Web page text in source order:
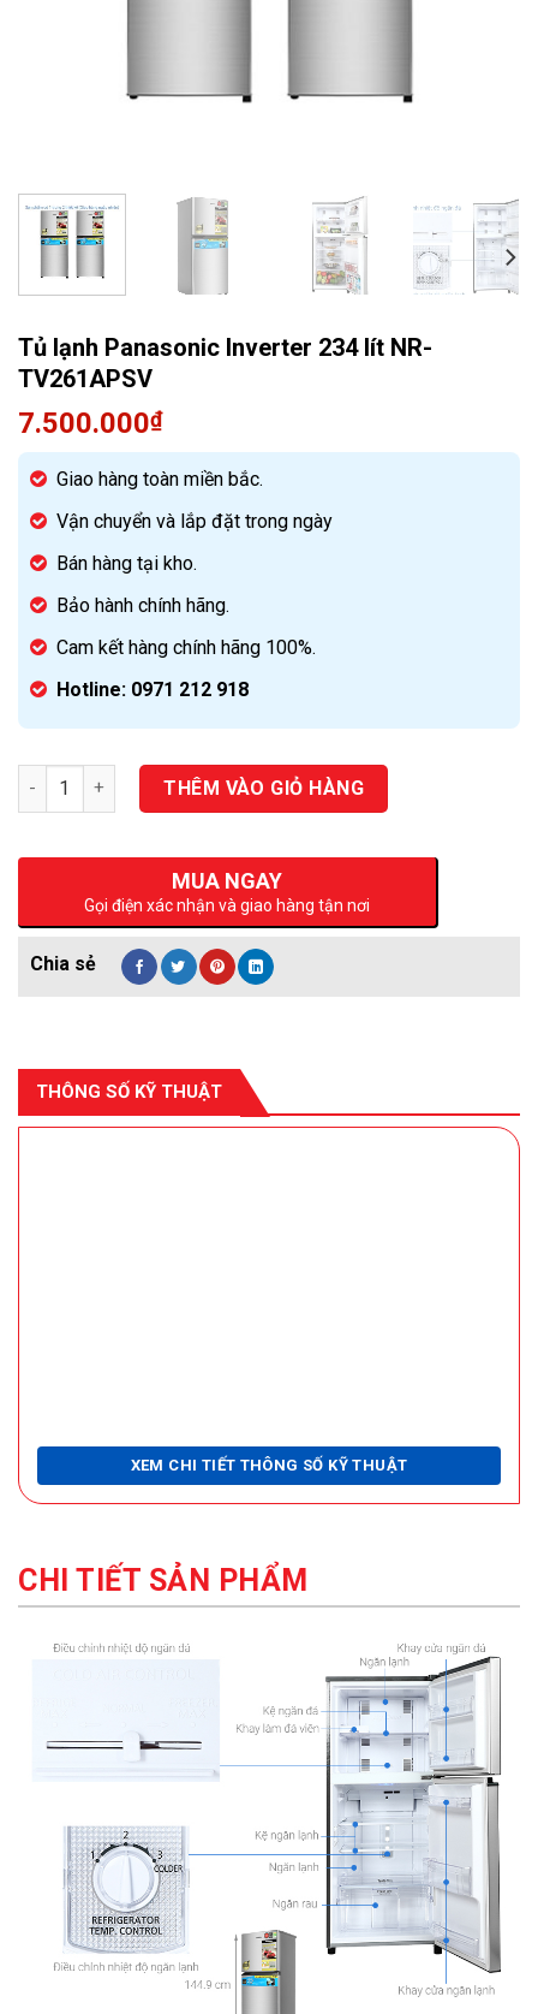
Tủ lạnh Panasonic Inverter 234 lít NR-
TV261APSV
7.500.000₫
Giao hàng toàn miền bắc.
Vận chuyển và lắp đặt trong ngày
Bán hàng tại kho.
Bảo hành chính hãng.
Cam kết hàng chính hãng 100%.
Hotline: 0971 212 918
Số lượng THÊM VÀO GIỎ HÀNG
MUA NGAY
Gọi điện xác nhận và giao hàng tận nơi
THÔNG SỐ KỸ THUẬT
XEM CHI TIẾT THÔNG SỐ KỸ THUẬT
CHI TIẾT SẢN PHẨM